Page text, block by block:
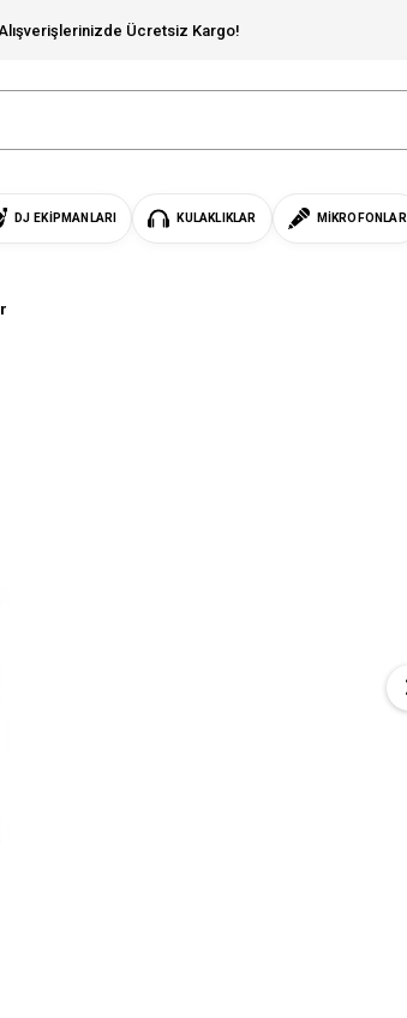
Ücretsiz Kargo!
DJ EKIPMANLARI KULAKLIKLAR MIKROFONLAR